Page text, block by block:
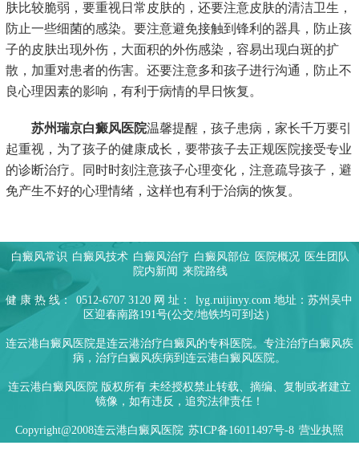
肤比较脆弱，要重视日常皮肤的，还要注意皮肤的清洁卫生，
防止一些细菌的感染。要注意避免接触到锋利的器具，防止孩
子的皮肤出现外伤，大面积的外伤感染，容易出现白斑的扩
散，加重对患者的伤害。还要注意多和孩子进行沟通，防止不
良心理因素的影响，有利于病情的早日恢复。
苏州瑞京白癜风医院温馨提醒，孩子患病，家长千万要引
起重视，为了孩子的健康成长，要带孩子去正规医院接受专业
的诊断治疗。同时时刻注意孩子心理变化，注意疏导孩子，避
免产生不好的心理情绪，这样也有利于治病的恢复。
白癜风常识 白癜风技术 白癜风治疗 白癜风部位 医院概况 医生团队
院内新闻 来院路线
健 康 热 线： 0512-6707 3120 网 址： lyg.ruijinyy.com 地址：苏州吴中
区迎春南路191号(公交/地铁均可到达）
连云港白癜风医院是连云港治疗白癜风的专科医院。专注治疗白癜风疾
病，治疗白癜风疾病到连云港白癜风医院。
连云港白癜风医院 版权所有 未经授权禁止转载、摘编、复制或者建立
镜像，如有违反，追究法律责任！
Copyright@2008连云港白癜风医院 苏ICP备16011497号-8 营业执照